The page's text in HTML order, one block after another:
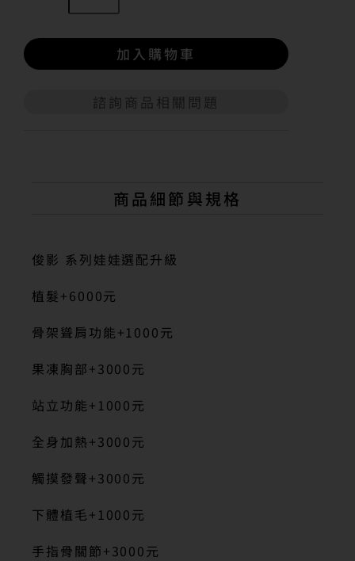
諮詢商品相關問題
加入購物車
商品細節與規格
俊影 系列娃娃選配升級
植髮+6000元
骨架聳肩功能+1000元
果凍胸部+3000元
站立功能+1000元
全身加熱+3000元
觸摸發聲+3000元
下體植毛+1000元
手指骨關節+3000元